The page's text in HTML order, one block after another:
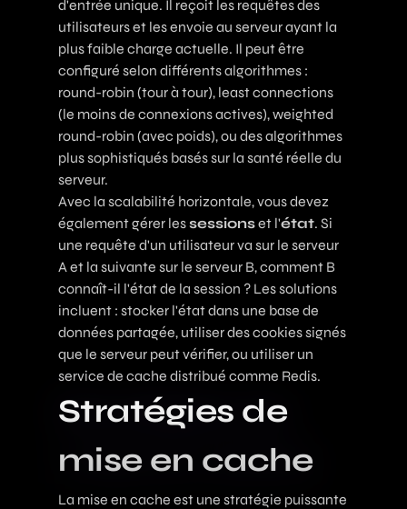
d'entrée unique. Il reçoit les requêtes des
utilisateurs et les envoie au serveur ayant la
plus faible charge actuelle. Il peut être
configuré selon différents algorithmes :
round-robin (tour à tour), least connections
(le moins de connexions actives), weighted
round-robin (avec poids), ou des algorithmes
plus sophistiqués basés sur la santé réelle du
serveur.
Avec la scalabilité horizontale, vous devez
également gérer lessessionset l'état. Si
une requête d'un utilisateur va sur le serveur
A et la suivante sur le serveur B, comment B
connaît-il l'état de la session ? Les solutions
incluent : stocker l'état dans une base de
données partagée, utiliser des cookies signés
que le serveur peut vérifier, ou utiliser un
service de cache distribué comme Redis.
Stratégies de
mise en cache
La mise en cache est une stratégie puissante